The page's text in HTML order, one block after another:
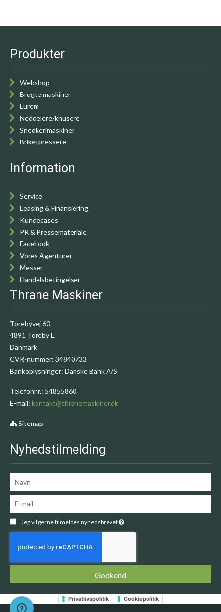
Produkter
Webshop
Brugte maskiner
Lurem
Neddelere/knusere
Snedkerimaskiner
Briketpressere
Information
Service
Leasing & Finansiering
Kundecases
PR & Pressemateriale
Facebook
Vores Agenturer
Messer
Handelsbetingelser
Thrane Maskiner
Torebyvej 60
4891 Toreby L.
Danmark
CVR-nummer: 34840733
Bankoplysninger: Danske Bank A/S
Telefonnr.: 54855860
E-mail: kontakt@thranemaskiner.dk
Sitemap
Nyhedstilmelding
Jeg vil gerne tilmeldes nyhedsbrevet
Godkend
Privatlivspolitik Cookiepolitik